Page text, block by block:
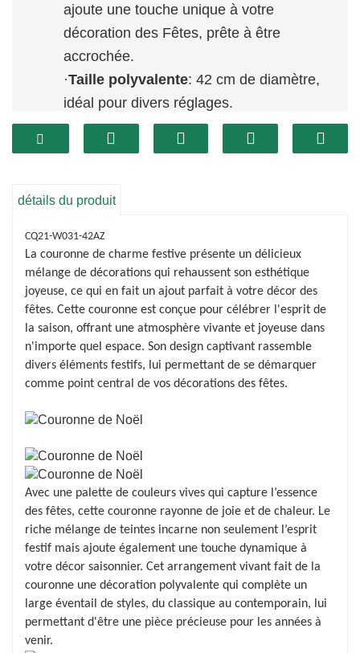
ajoute une touche unique à votre
décoration des Fêtes, prête à être
accrochée.
·Taille polyvalente: 42 cm de diamètre,
idéal pour divers réglages.
·Durable et réutilisable
: Construit pour
résister à plusieurs saisons de vacances,
détails du produit
CQ21-W031-42AZ
La couronne de charme festive présente un délicieux
mélange de décorations qui rehaussent son esthétique
joyeuse, ce qui en fait un ajout parfait à votre décor des
fêtes. Cette couronne est conçue pour célébrer l'esprit de
la saison, offrant une atmosphère vivante et joyeuse dans
n'importe quel espace. Son design captivant rassemble
divers éléments festifs, lui permettant de se démarquer
comme point central de vos décorations des fêtes.
Avec une palette de couleurs vives qui capture l’essence
des fêtes, cette couronne rayonne de joie et de chaleur. Le
riche mélange de teintes incarne non seulement l’esprit
festif mais ajoute également une touche dynamique à
votre décor saisonnier. Cet arrangement vivant fait de la
couronne une décoration polyvalente qui complète un
large éventail de styles, du classique au contemporain, lui
permettant d'être une pièce précieuse pour les années à
venir.